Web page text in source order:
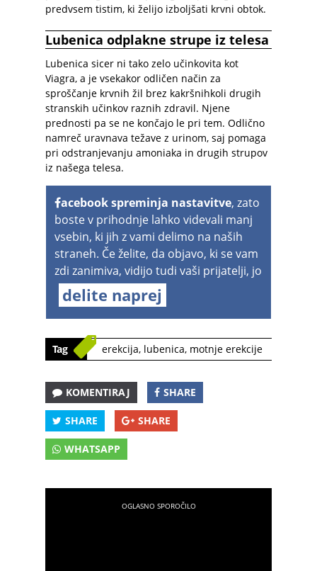
predvsem tistim, ki želijo izboljšati krvni obtok.
Lubenica odplakne strupe iz telesa
Lubenica sicer ni tako zelo učinkovita kot
Viagra, a je vsekakor odličen način za
sproščanje krvnih žil brez kakršnihkoli drugih
stranskih učinkov raznih zdravil. Njene
prednosti pa se ne končajo le pri tem. Odlično
namreč uravnava težave z urinom, saj pomaga
pri odstranjevanju amoniaka in drugih strupov
iz našega telesa.
acebook spreminja nastavitve, zato
boste v prihodnje lahko videvali manj
vsebin, ki jih z vami delimo na naših
straneh. Če želite, da objavo, ki se vam
zdi zanimiva, vidijo tudi vaši prijatelji, jo
delite naprej
Tag erekcija, lubenica, motnje erekcije
KOMENTIRAJ SHARE
SHARE SHARE
WHATSAPP